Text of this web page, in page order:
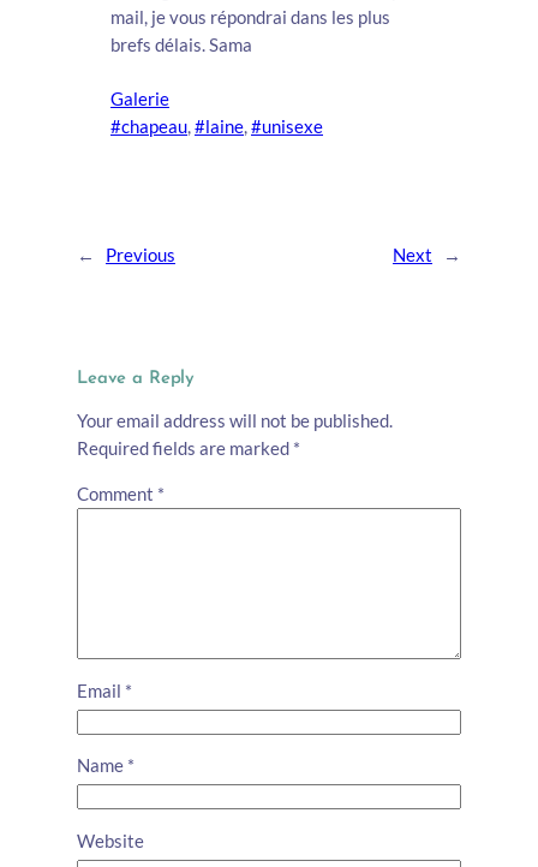
mail, je vous répondrai dans les plus
brefs délais. Sama
Galerie
#chapeau, #laine, #unisexe
← Previous Next →
Leave a Reply
Your email address will not be published.
Required fields are marked *
Comment *
Email *
Name *
Website